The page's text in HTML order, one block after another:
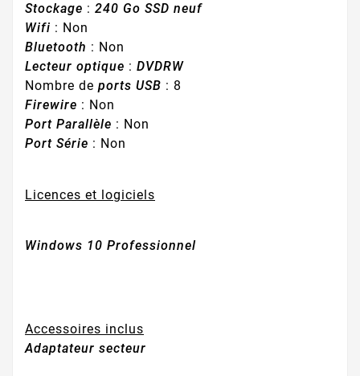
Stockage : 240 Go SSD neuf
Wifi : Non
Bluetooth : Non
Lecteur optique : DVDRW
Nombre de ports USB : 8
Firewire : Non
Port Parallèle : Non
Port Série : Non
Licences et logiciels
Windows 10 Professionnel
Accessoires inclus
Adaptateur secteur